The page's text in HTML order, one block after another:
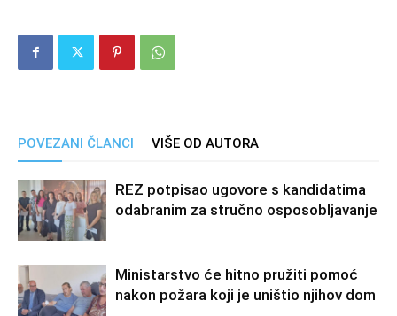
POVEZANI ČLANCI VIŠE OD AUTORA
REZ potpisao ugovore s kandidatima
odabranim za stručno osposobljavanje
Ministarstvo će hitno pružiti pomoć
nakon požara koji je uništio njihov dom